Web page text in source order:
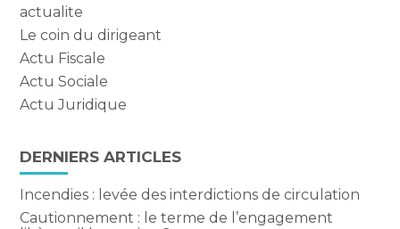
actualite
Le coin du dirigeant
Actu Fiscale
Actu Sociale
Actu Juridique
DERNIERS ARTICLES
Incendies : levée des interdictions de circulation
Cautionnement : le terme de l’engagement